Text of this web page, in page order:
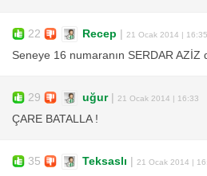
22 Recep | 21 Ocak 2014 | 16:35
Seneye 16 numaranın SERDAR AZİZ
29 uğur| 21 Ocak 2014 | 16:33
ÇARE BATALLA !
35 Teksaslı | 21 Ocak 2014 |